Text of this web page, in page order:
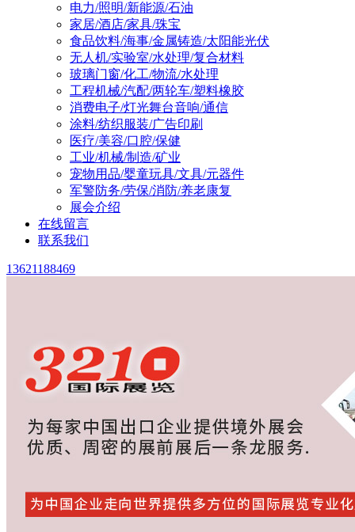
电力/照明/新能源/石油
家居/酒店/家具/珠宝
食品饮料/海事/金属铸造/太阳能光伏
无人机/实验室/水处理/复合材料
玻璃门窗/化工/物流/水处理
工程机械/汽配/两轮车/塑料橡胶
消费电子/灯光舞台音响/通信
涂料/纺织服装/广告印刷
医疗/美容/口腔/保健
工业/机械/制造/矿业
宠物用品/婴童玩具/文具/元器件
军警防务/劳保/消防/养老康复
展会介绍
在线留言
联系我们
13621188469